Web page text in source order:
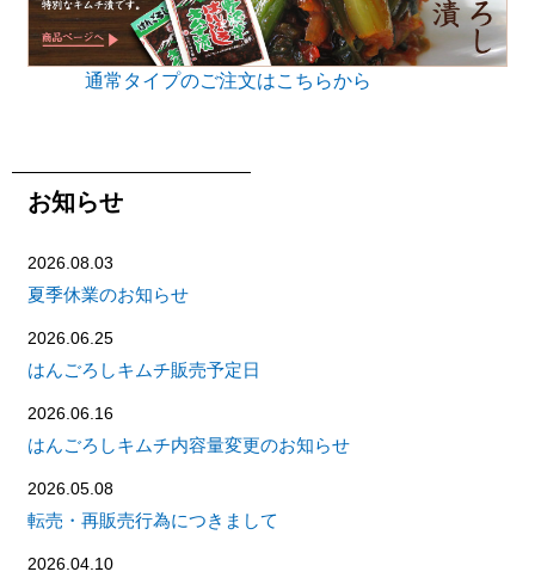
通常タイプのご注文はこちらから
お知らせ
2026.08.03
夏季休業のお知らせ
2026.06.25
はんごろしキムチ販売予定日
2026.06.16
はんごろしキムチ内容量変更のお知らせ
2026.05.08
転売・再販売行為につきまして
2026.04.10